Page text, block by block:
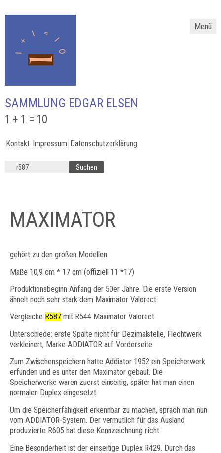
Menü
SAMMLUNG EDGAR ELSEN
1 + 1 = 10
Kontakt Impressum Datenschutzerklärung
MAXIMATOR
gehört zu den großen Modellen
Maße 10,9 cm * 17 cm (offiziell 11 *17)
Produktionsbeginn Anfang der 50er Jahre. Die erste Version
ähnelt noch sehr stark dem Maximator Valorect.
Vergleiche R587 mit R544 Maximator Valorect.
Unterschiede: erste Spalte nicht für Dezimalstelle, Flechtwerk
verkleinert, Marke ADDIATOR auf Vorderseite.
Zum Zwischenspeichern hatte Addiator 1952 ein Speicherwerk
erfunden und es unter den Maximator gebaut. Die
Speicherwerke waren zuerst einseitig, später hat man einen
normalen Duplex eingesetzt.
Um die Speicherfähigkeit erkennbar zu machen, sprach man nun
vom ADDIATOR-System. Der vermutlich für das Ausland
produzierte R605 hat diese Kennzeichnung nicht.
Eine Besonderheit ist der einseitige Duplex R429. Durch das